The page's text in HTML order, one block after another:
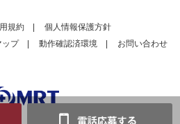
規約
個人情報保護方針
ップ| 動作確認済環境| お問い合わせ